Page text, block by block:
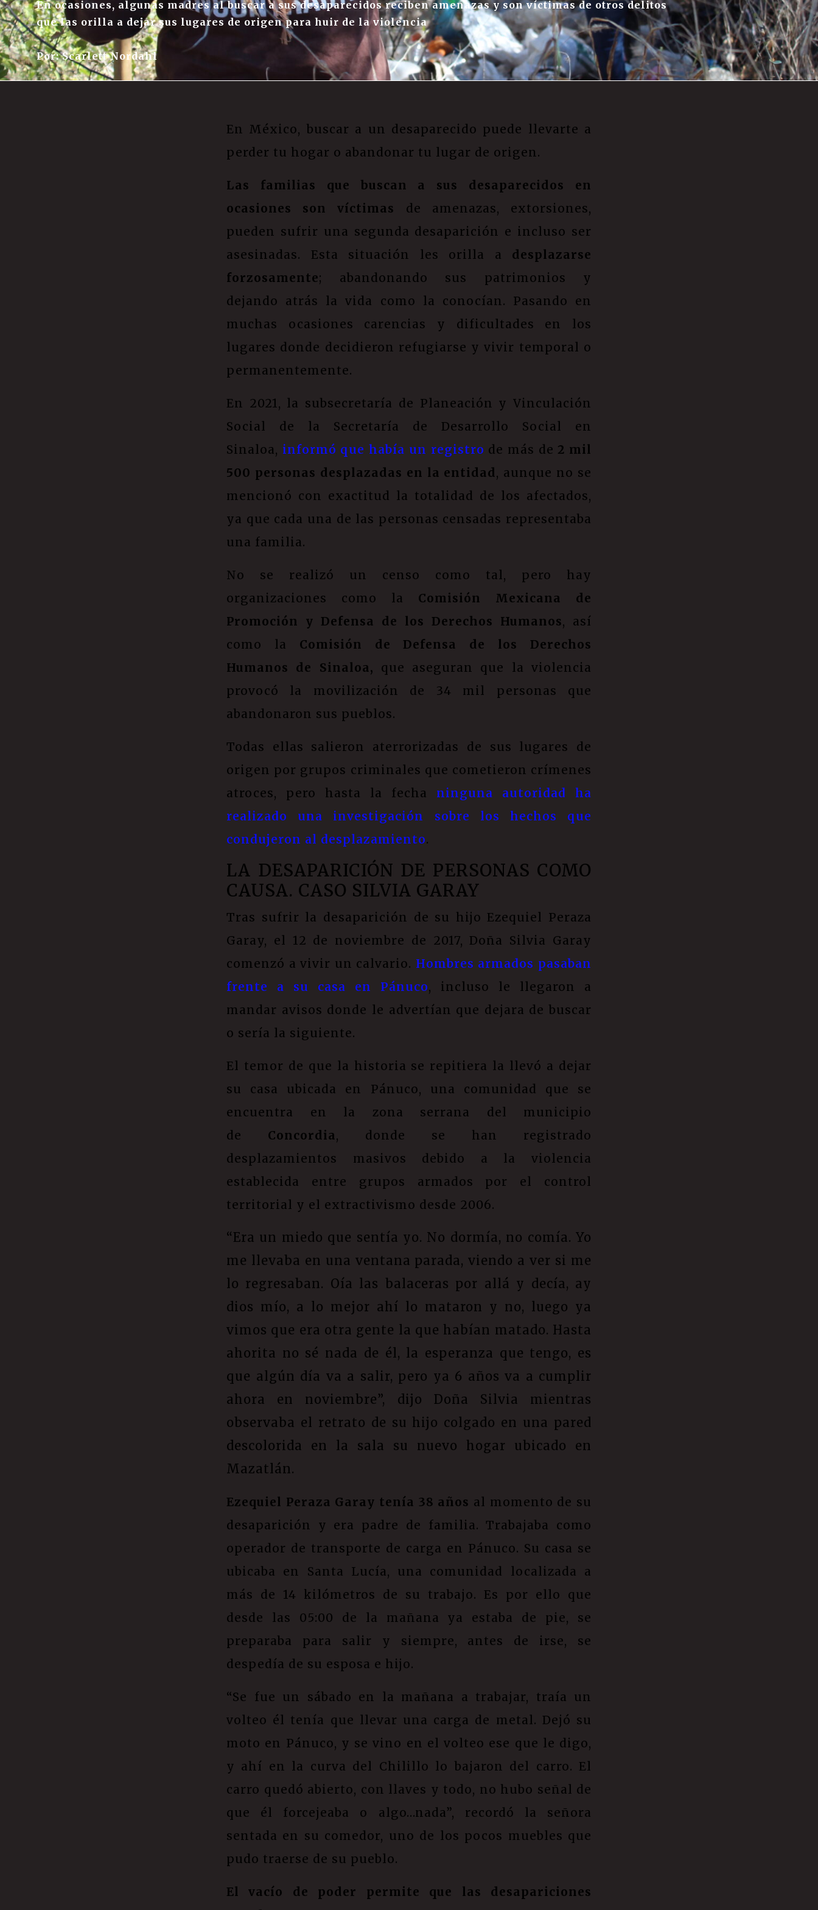
En ocasiones, algunas madres al buscar a sus desaparecidos reciben amenazas y son víctimas de otros delitos
que las orilla a dejar sus lugares de origen para huir de la violencia
Por: Scarlett Nordahl
En México, buscar a un desaparecido puede llevarte a
perder tu hogar o abandonar tu lugar de origen.
Las familias que buscan a sus desaparecidos en
ocasiones son víctimas
de amenazas, extorsiones,
pueden sufrir una segunda desaparición e incluso ser
asesinadas. Esta situación les orilla a desplazarse
forzosamente; abandonando sus patrimonios y
dejando atrás la vida como la conocían. Pasando en
muchas ocasiones carencias y dificultades en los
lugares donde decidieron refugiarse y vivir temporal o
permanentemente.
En 2021, la subsecretaría de Planeación y Vinculación
Social de la Secretaría de Desarrollo Social en
Sinaloa, informó que había un registro de más de 2 mil
500 personas desplazadas en la entidad, aunque no se
mencionó con exactitud la totalidad de los afectados,
ya que cada una de las personas censadas representaba
una familia.
No se realizó un censo como tal, pero hay
organizaciones como la Comisión Mexicana de
Promoción y Defensa de los Derechos Humanos, así
como la Comisión de Defensa de los Derechos
Humanos de Sinaloa, que aseguran que la violencia
provocó la movilización de 34 mil personas que
abandonaron sus pueblos.
Todas ellas salieron aterrorizadas de sus lugares de
origen por grupos criminales que cometieron crímenes
atroces, pero hasta la fecha ninguna autoridad ha
realizado una investigación sobre los hechos que
condujeron al desplazamiento.
LA DESAPARICIÓN DE PERSONAS COMO
CAUSA. CASO SILVIA GARAY
Tras sufrir la desaparición de su hijo Ezequiel Peraza
Garay, el 12 de noviembre de 2017, Doña Silvia Garay
comenzó a vivir un calvario. Hombres armados pasaban
frente a su casa en Pánuco, incluso le llegaron a
mandar avisos donde le advertían que dejara de buscar
o sería la siguiente.
El temor de que la historia se repitiera la llevó a dejar
su casa ubicada en Pánuco, una comunidad que se
encuentra en la zona serrana del municipio
de Concordia, donde se han registrado
desplazamientos masivos debido a la violencia
establecida entre grupos armados por el control
territorial y el extractivismo desde 2006.
“Era un miedo que sentía yo. No dormía, no comía. Yo
me llevaba en una ventana parada, viendo a ver si me
lo regresaban. Oía las balaceras por allá y decía, ay
dios mío, a lo mejor ahí lo mataron y no, luego ya
vimos que era otra gente la que habían matado. Hasta
ahorita no sé nada de él, la esperanza que tengo, es
que algún día va a salir, pero ya 6 años va a cumplir
ahora en noviembre”, dijo Doña Silvia mientras
observaba el retrato de su hijo colgado en una pared
descolorida en la sala su nuevo hogar ubicado en
Mazatlán.
Ezequiel Peraza Garay tenía 38 años al momento de su
desaparición y era padre de familia. Trabajaba como
operador de transporte de carga en Pánuco. Su casa se
ubicaba en Santa Lucía, una comunidad localizada a
más de 14 kilómetros de su trabajo. Es por ello que
desde las 05:00 de la mañana ya estaba de pie, se
preparaba para salir y siempre, antes de irse, se
despedía de su esposa e hijo.
“Se fue un sábado en la mañana a trabajar, traía un
volteo él tenía que llevar una carga de metal. Dejó su
moto en Pánuco, y se vino en el volteo ese que le digo,
y ahí en la curva del Chilillo lo bajaron del carro. El
carro quedó abierto, con llaves y todo, no hubo señal de
que él forcejeaba o algo…nada”, recordó la señora
sentada en su comedor, uno de los pocos muebles que
pudo traerse de su pueblo.
El vacío de poder permite que las desapariciones